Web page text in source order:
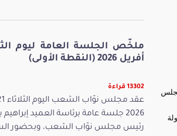
رئيس مجلس
أفريل 2026 (النقطة الأولى)
13302 قراءة
2026 جلسة عامة برئاسة العميد إبراهيم
رئيس مجلس نوّاب الشعب، وبحضور